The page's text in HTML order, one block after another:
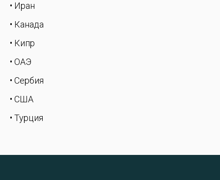
• Иран
• Канада
• Кипр
• ОАЭ
• Сербия
• США
• Турция